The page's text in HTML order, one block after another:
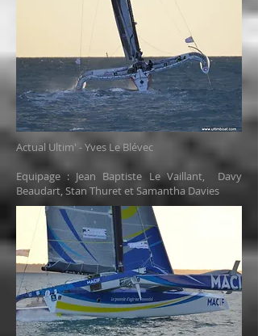
Actual Ultim' - Yves Le Blévec
Equipage : Jean Baptiste Le Vaillant, Davy
Beaudart, Stan Thuret et Samantha Davies